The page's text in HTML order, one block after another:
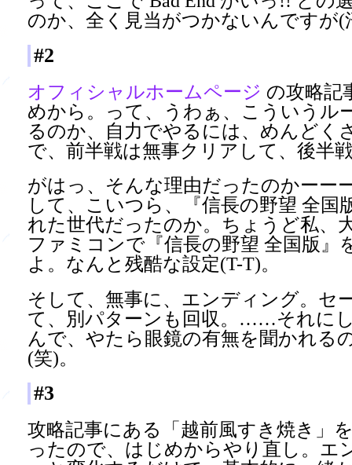
のか、全く見当がつかないんですが(
#2
オフィシャルホームページ の攻略記
めから。って、うわぁ、こういうル
るのか、自力でやるには、めんど
で、前半戦は無事クリアして、後半
がはっ、そんな理由だったのかー
して、こいつら、『信長の野望 全国
れた世代だったのか。ちょうど私、
ファミコンで『信長の野望 全国版』
よ。なんと残酷な設定(T-T)。
そして、無事に、エンディング。セ
て、別パターンも回収。……それに
んで、やたら眼鏡の有無を聞かれる
(笑)。
#3
攻略記事にある「越前風すき焼き」
ったので、はじめからやり直し。エ